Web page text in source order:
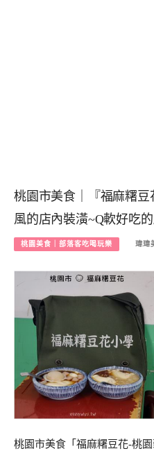
桃園市美食｜『福麻糬
風的店內裝潢~Q軟好吃
桃園美食｜部落客吃喝玩樂 瑋瑋
桃園市美食「福麻糬豆花-桃